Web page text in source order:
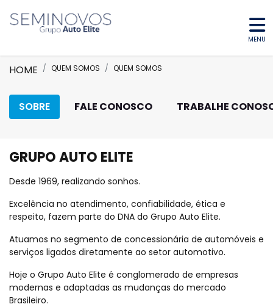
MENU
HOME QUEM SOMOS QUEM SOMOS
SOBRE FALE CONOSCO TRABALHE
GRUPO AUTO ELITE
Desde 1969, realizando sonhos.
Excelência no atendimento, confiabilidade, ética e
respeito, fazem parte do DNA do Grupo Auto Elite.
Atuamos no segmento de concessionária de automóveis e
serviços ligados diretamente ao setor automotivo.
Hoje o Grupo Auto Elite é conglomerado de empresas
modernas e adaptadas as mudanças do mercado
Brasileiro.